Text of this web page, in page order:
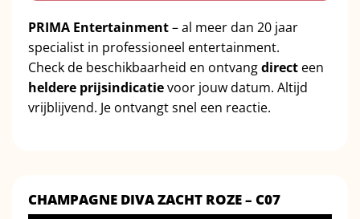
PRIMA Entertainment– al meer dan 20 jaar
specialist in professioneel entertainment.
Check de beschikbaarheid en ontvangdirect een
heldere prijsindicatievoor jouw datum. Altijd
vrijblijvend. Je ontvangt snel een reactie.
CHAMPAGNE DIVA ZACHT ROZE – C07